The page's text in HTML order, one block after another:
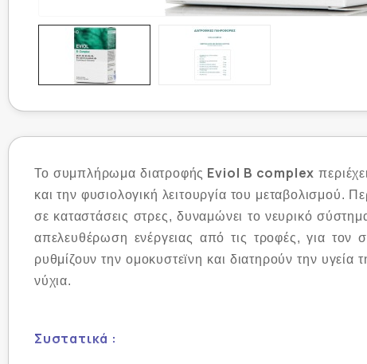
Το συμπλήρωμα διατροφής Eviol B complex
και την φυσιολογική λειτουργία του μεταβολισμού.
σε καταστάσεις στρες, δυναμώνει το νευρικό
απελευθέρωση ενέργειας από τις τροφές, για τον
ρυθμίζουν την ομοκυστεϊνη και διατηρούν την
νύχια.
Συστατικά :